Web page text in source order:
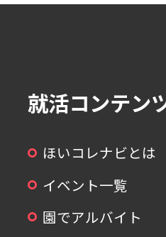
就活コンテン
ほいコレナビとは
イベント一覧
園でアルバイト